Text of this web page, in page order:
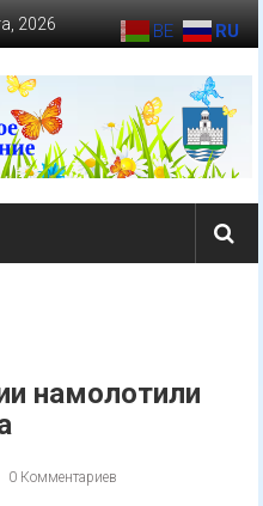
2026
намолотили
0 Комментариев
BE RU